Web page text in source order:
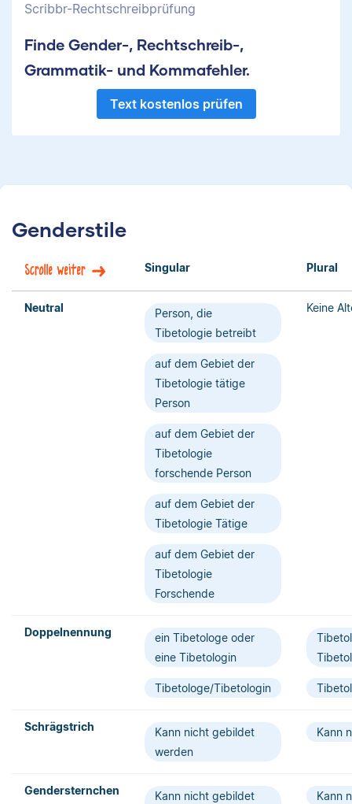
Scribbr-Rechtschreibprüfung
Finde Gender-, Rechtschreib-,
Grammatik- und Kommafehler.
Text kostenlos prüfen
Genderstile
Scrolle weiter Singular Plural
Neutral
Person, die
Tibetologie betreibt
auf dem Gebiet der
Tibetologie tätige
Person
auf dem Gebiet der
Tibetologie
forschende Person
auf dem Gebiet der
Tibetologie Tätige
auf dem Gebiet der
Tibetologie
Forschende
Keine
Doppelnennung
ein Tibetologe oder
eine Tibetologin
Tibetologe/Tibetologin
Schrägstrich­
Kann nicht gebildet
werden
Kann
Gendersternchen
Kann nicht gebildet
Kann